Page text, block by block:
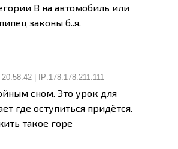
B на автомобиль или
законы б..я.
| IP:178.178.211.111
сном. Это урок для
где оступиться придётся.
такое горе